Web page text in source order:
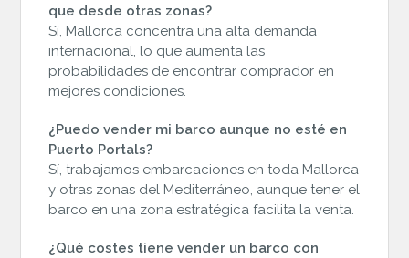
que desde otras zonas?
Sí, Mallorca concentra una alta demanda
internacional, lo que aumenta las
probabilidades de encontrar comprador en
mejores condiciones.
¿Puedo vender mi barco aunque no esté en
Puerto Portals?
Sí, trabajamos embarcaciones en toda Mallorca
y otras zonas del Mediterráneo, aunque tener el
barco en una zona estratégica facilita la venta.
¿Qué costes tiene vender un barco con